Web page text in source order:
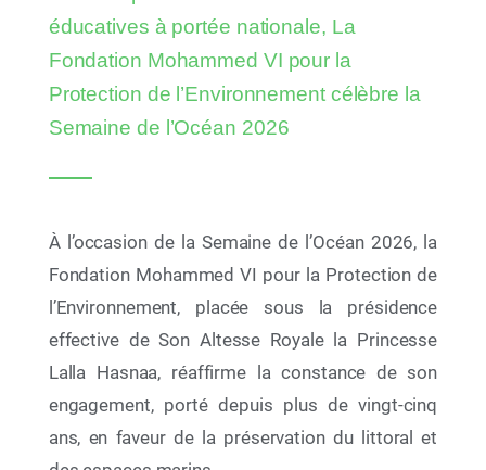
cinq nouvelles plages rejoignent le réseau
10 Juil 2026
AYCH Demo Day 2026 : la jeunesse africaine sur
la voie de 2030
éducatives à portée nationale, La
Fondation Mohammed VI pour la
Protection de l’Environnement célèbre la
Semaine de l’Océan 2026
À l’occasion de la Semaine de l’Océan 2026, la
Fondation Mohammed VI pour la Protection de
l’Environnement, placée sous la présidence
effective de Son Altesse Royale la Princesse
Lalla Hasnaa, réaffirme la constance de son
engagement, porté depuis plus de vingt-cinq
ans, en faveur de la préservation du littoral et